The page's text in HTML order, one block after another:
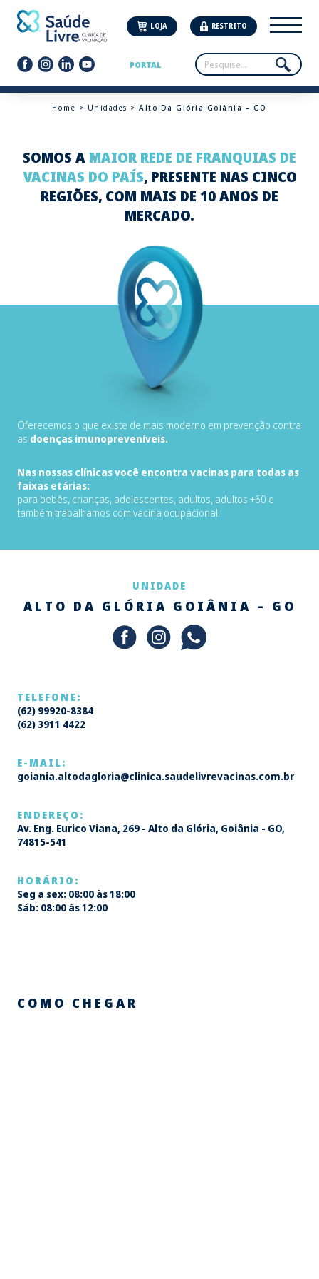
LOJA RESTRITO
PORTAL
Home > Unidades > Alto Da Glória Goiânia – GO
SOMOS A MAIOR REDE DE FRANQUIAS DE
VACINAS DO PAÍS, PRESENTE NAS CINCO
REGIÕES, COM MAIS DE 10 ANOS DE
MERCADO.
Oferecemos o que existe de mais moderno em prevenção contra
as doenças imunopreveníveis.
Nas nossas clínicas você encontra vacinas para todas as
faixas etárias:
para bebês, crianças, adolescentes, adultos, adultos +60 e
também trabalhamos com vacina ocupacional.
UNIDADE
ALTO DA GLÓRIA GOIÂNIA – GO
TELEFONE:
(62) 99920-8384
(62) 3911 4422
E-MAIL:
goiania.altodagloria@clinica.saudelivrevacinas.com.br
ENDEREÇO:
Av. Eng. Eurico Viana, 269 - Alto da Glória, Goiânia - GO,
74815-541
HORÁRIO:
Seg a sex: 08:00 às 18:00
Sáb: 08:00 às 12:00
COMO CHEGAR